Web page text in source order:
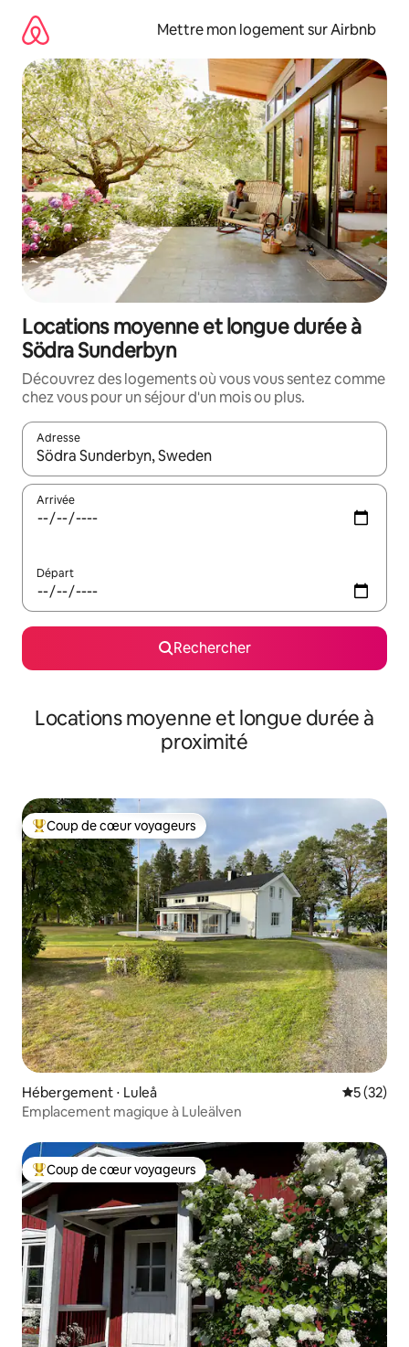
directement
contenu
Mettre mon logement sur Airbnb
Locations moyenne et longue durée à
Södra Sunderbyn
Découvrez des logements où vous vous sentez comme
chez vous pour un séjour d'un mois ou plus.
Adresse
Lorsque les résultats s'affichent, utilisez les flèches vers le
Arrivée
Départ
Rechercher
Locations moyenne et longue durée à
proximité
Coups de cœur voyageurs les plus appréciés
Coup de cœur voyageurs
Hébergement ⋅ Luleå
5 (32)
Emplacement magique à Luleälven
Coups de cœur voyageurs les plus appréciés
Coup de cœur voyageurs